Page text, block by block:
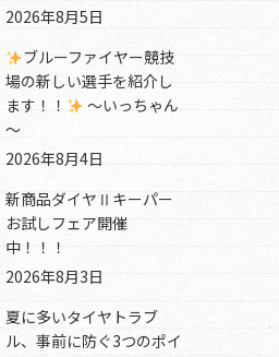
2026年8月5日
ブルーファイヤー競技
場の新しい選手を紹介し
ます！！
～いっちゃん
～
2026年8月4日
新商品ダイヤⅡキーパー
お試しフェア開催
中！！！
2026年8月3日
夏に多いタイヤトラブ
ル、事前に防ぐ3つのポイ